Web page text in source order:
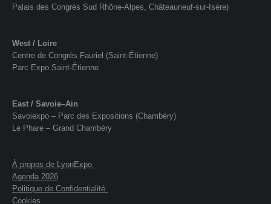
Palais des Congrès Sud Rhône-Alpes, Châteauneuf-sur-Isère)
West / Loire
Centre de Congrès Fauriel (Saint-Étienne)
Parc Expo Saint-Étienne
East / Savoie–Ain
Savoiexpo – Parc des Expositions (Chambéry)
Le Phare – Grand Chambéry
À propos de LyonExpo
Agenda 2026
Politique de Confidentialité
Cookies